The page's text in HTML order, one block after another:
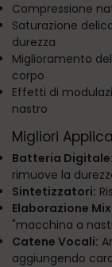
Compressione
Saturazione
durezza
Miglioramento
corpo
Effetti di
nastro
Migliori
Batteria Digitale:
rimuove la
Sintetizzatori:
Elaborazione Mix
"macchina a
Catene Vocali:
aggiungendo